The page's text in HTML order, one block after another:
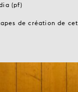
(pf)
de création de cet